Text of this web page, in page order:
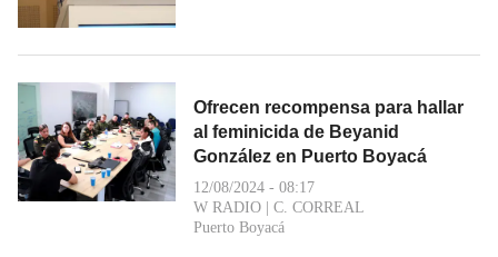
Ofrecen recompensa para hallar
al feminicida de Beyanid
González en Puerto Boyacá
12/08/2024 - 08:17
W RADIO
C. CORREAL
Puerto Boyacá